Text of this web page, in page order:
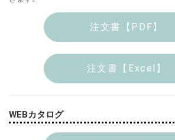
注文書【PDF】
注文書【Excel】
WEBカタログ